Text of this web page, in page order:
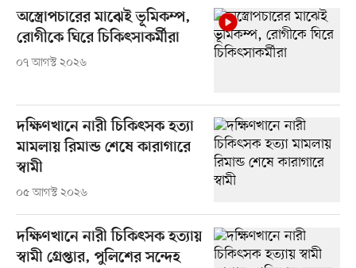
অস্ত্রোপচারের মাঝেই ভূমিকম্প,
রোগীকে ঘিরে চিকিৎসাকর্মীরা
০৭ আগস্ট ২০২৬
দক্ষিণখানে নারী চিকিৎসক হত্যা
মামলায় রিমান্ড শেষে কারাগারে
স্বামী
০৫ আগস্ট ২০২৬
দক্ষিণখানে নারী চিকিৎসক হত্যায়
স্বামী গ্রেপ্তার, পুলিশের সন্দেহ